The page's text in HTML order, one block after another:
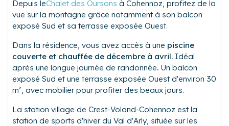
Depuis leChalet des Oursons à Cohennoz, profitez de la
vue sur la montagne grâce notamment à son balcon
exposé Sud et sa terrasse exposée Ouest.
Dans la résidence, vous avez accès à une piscine
couverte et chauffée de décembre à avril. Idéal
après une longue journée de randonnée. Un balcon
exposé Sud et une terrasse exposée Ouest d'environ 30
m², avec mobilier pour profiter des beaux jours.
La station village de Crest-Voland-Cohennoz est la
station de sports d'hiver du Val d'Arly, située sur les